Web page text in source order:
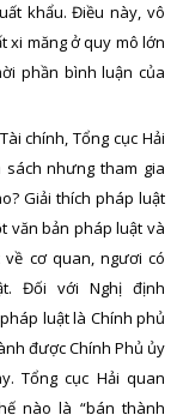
khẩu. Điều này, vô
xi măng ở quy mô lớn
phần bình luận của
chính, Tổng cục Hải
nhưng tham gia
Giải thích pháp luật
văn bản pháp luật và
cơ quan, ngươi có
Đối với Nghị định
luật là Chính phủ
được Chính Phủ ủy
Tổng cục Hải quan
nào là “bán thành